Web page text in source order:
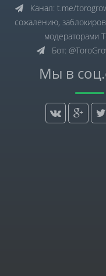
Канал: t.me/
сожалению,
модераторами
Бот:
Мы в